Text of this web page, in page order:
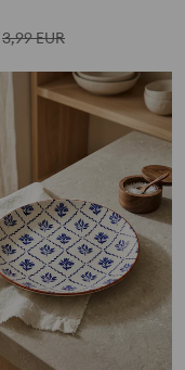
3,99EUR